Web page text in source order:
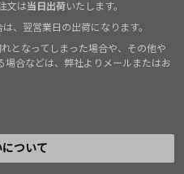
文は当日出荷いたします。
、翌営業日の出荷になります。
となってしまった場合や、その他や
場合などは、弊社よりメールまたはお
ついて